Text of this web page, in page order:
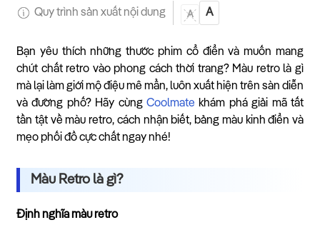
Quy trình sản xuất nội dung
A A
Bạn yêu thích những thước phim cổ điển và muốn mang
chút chất retro vào phong cách thời trang? Màu retro là gì
mà lại làm giới mộ điệu mê mẩn, luôn xuất hiện trên sàn diễn
và đường phố? Hãy cùng Coolmate khám phá giải mã tất
tần tật về màu retro, cách nhận biết, bảng màu kinh điển và
mẹo phối đồ cực chất ngay nhé!
Màu Retro là gì?
Định nghĩa màu retro